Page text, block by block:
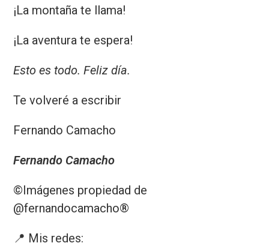
¡La montaña te llama!
¡La aventura te espera!
Esto es todo. Feliz día.
Te volveré a escribir
Fernando Camacho
Fernando Camacho
©️Imágenes propiedad de
@fernandocamacho®️
📍 Mis redes: